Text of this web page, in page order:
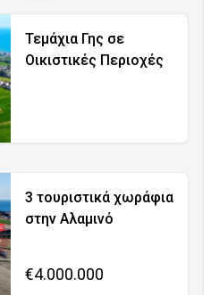
Τεμάχια Γης σε
Οικιστικές Περιοχές
3 τουριστικά χωράφια
στην Αλαμινό
€4.000.000